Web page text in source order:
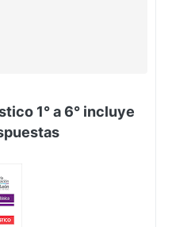
1° a 6° incluye